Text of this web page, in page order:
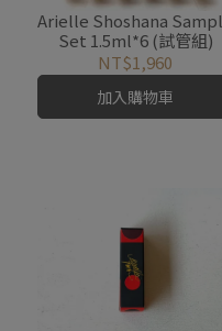
Arielle Shoshana
Set 1.5ml*6 (試管組)
NT$1,960
加入購物車